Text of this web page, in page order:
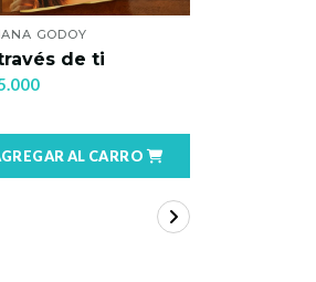
ANNA TODD
After
AGREGAR AL CARRO